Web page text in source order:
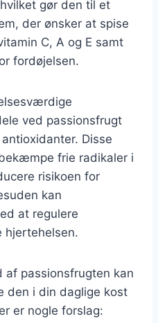
gør den til et
der ønsker at spise
C, A og E samt
fordøjelsen.
ved passionsfrugt
Disse
frie radikaler i
risikoen for
kan
at regulere
hjertehelsen.
af passionsfrugten kan
den i din daglige kost
er nogle forslag: